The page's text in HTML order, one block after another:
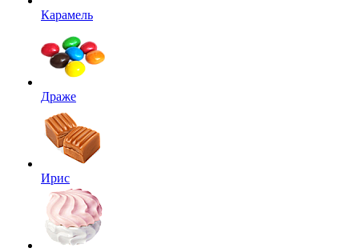
Карамель
Драже
Ирис